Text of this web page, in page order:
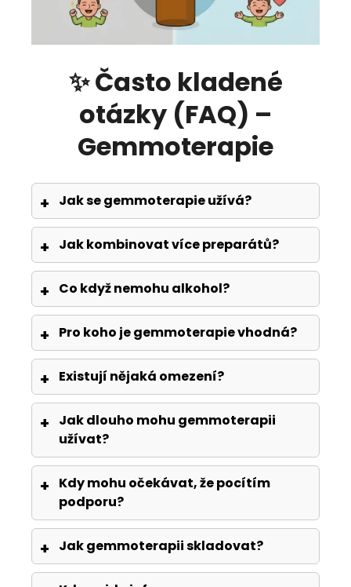
✨ Často kladené
otázky (FAQ) –
Gemmoterapie
Jak se gemmoterapie užívá?
Jak kombinovat více preparátů?
Co když nemohu alkohol?
Pro koho je gemmoterapie vhodná?
Existují nějaká omezení?
Jak dlouho mohu gemmoterapii
užívat?
Kdy mohu očekávat, že pocítím
podporu?
Jak gemmoterapii skladovat?